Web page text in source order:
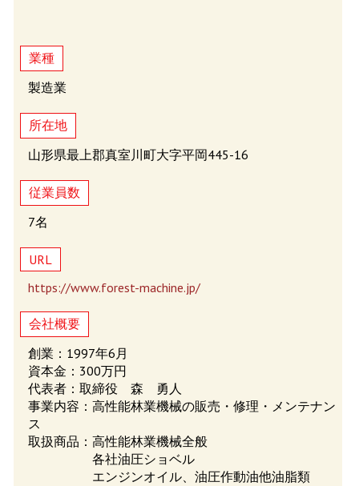
業種
製造業
所在地
山形県最上郡真室川町大字平岡445-16
従業員数
7名
URL
https://www.forest-machine.jp/
会社概要
創業：1997年6月
資本金：300万円
代表者：取締役 森 勇人
事業内容：高性能林業機械の販売・修理・メンテナン
ス
取扱商品：高性能林業機械全般
各社油圧ショベル
エンジンオイル、油圧作動油他油脂類